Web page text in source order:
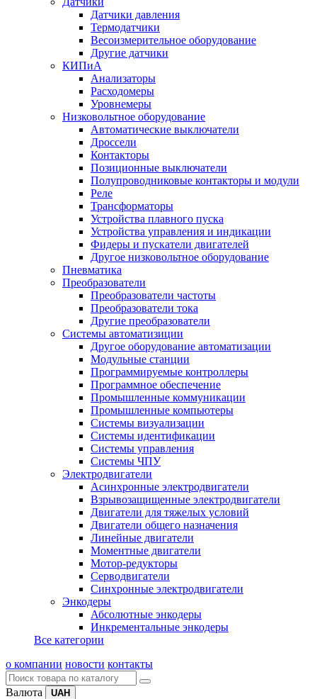
Датчики давления
Термодатчики
Весоизмерительное оборудование
Другие датчики
КИПиА
Анализаторы
Расходомеры
Уровнемеры
Низковольтное оборудование
Автоматические выключатели
Дроссели
Контакторы
Позиционные выключатели
Полупроводниковые контакторы и модули
Реле
Трансформаторы
Устройства плавного пуска
Устройства управления и индикации
Фидеры и пускатели двигателей
Другое низковольтное оборудование
Пневматика
Преобразователи
Преобразователи частоты
Преобразователи тока
Другие преобразователи
Системы автоматизиции
Другое оборудование автоматизации
Модульные станции
Программируемые контроллеры
Программное обеспечение
Промышленные коммуникации
Промышленные компьютеры
Системы визуализации
Системы идентификации
Системы управления
Системы ЧПУ
Электродвигатели
Асинхронные электродвигатели
Взрывозащищенные электродвигатели
Двигатели для тяжелых условий
Двигатели общего назначения
Линейные двигатели
Моментные двигатели
Мотор-редукторы
Серводвигатели
Синхронные электродвигатели
Энкодеры
Абсолютные энкодеры
Инкрементальные энкодеры
Все категории
о компании новости контакты
Валюта UAH